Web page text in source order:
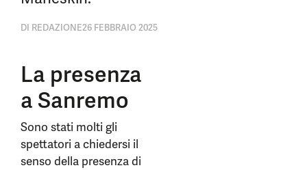
DI REDAZIONE26 FEBBRAIO 2025
La presenza
a Sanremo
Sono stati molti gli
spettatori a chiedersi il
senso della presenza di